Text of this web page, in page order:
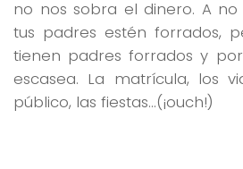
no nos sobra el dinero. A
tus padres estén forrados,
tienen padres forrados y
escasea. La matrícula, los
público, las fiestas…(¡ouch!)